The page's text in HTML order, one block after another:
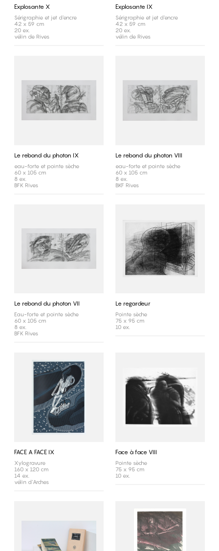
Explosante X
Sérigraphie et jet d'encre
42 x 59 cm
20 ex.
vélin de Rives
Explosante IX
Sérigraphie et jet d'encre
42 x 59 cm
20 ex.
vélin de Rives
Le rebond du photon IX
eau-forte et pointe sèche
60 x 105 cm
8 ex.
BFK Rives
Le rebond du photon VIII
eau-forte et pointe sèche
60 x 105 cm
8 ex.
BKF Rives
Le rebond du photon VII
Eau-forte et pointe sèche
60 x 105 cm
8 ex.
BFK Rives
Le regardeur
Pointe sèche
75 x 95 cm
10 ex.
FACE A FACE IX
Xylogravure
160 x 120 cm
14 ex.
vélin d'Arches
Face à face VIII
Pointe sèche
75 x 95 cm
10 ex.